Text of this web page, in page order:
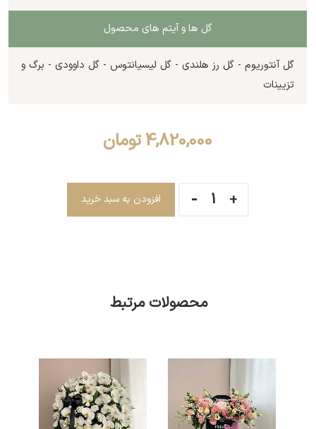
گل ها و آیتم های محصول
گل آنتوریوم - گل رز هلندی - گل لیسیانتوس - گل داوودی - برگ و
تزیینات
4,820,000تومان
افزودن به سبد خرید
محصولات مرتبط